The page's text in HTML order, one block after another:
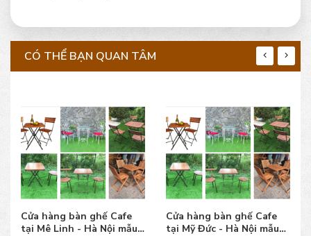
CÓ THỂ BẠN QUAN TÂM
Cửa hàng bàn ghế Cafe
tại Mê Linh - Hà Nội mẫu
Cửa hàng bàn ghế Cafe
tại Mỹ Đức - Hà Nội mẫu